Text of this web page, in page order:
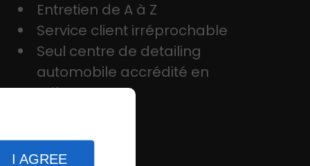
I AGREE
Entretien de A à Z
Service client irréprochable
Seul centre de detailing
automobile accrédité en
Ariège